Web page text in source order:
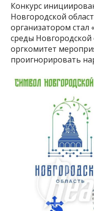
Конкурс
Новгородской
организатором стал
среды Новгородской
оргкомитет
проигнорировать